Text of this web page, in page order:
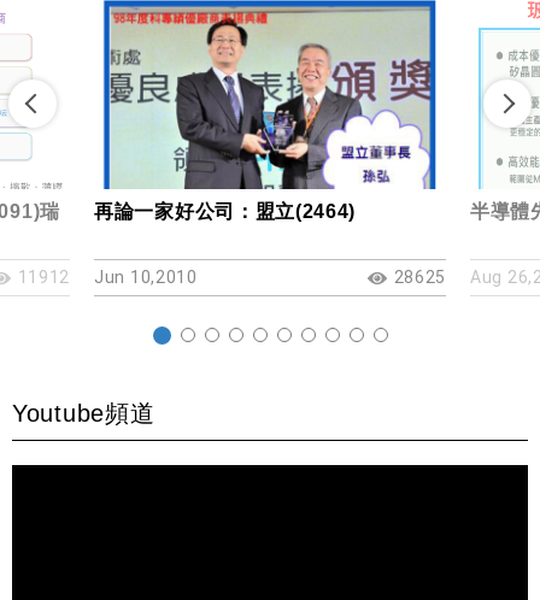
瑞
11912
再論一家好公司：盟立(2464)
Jun 10,2010 28625
半導體
Aug
Youtube頻道